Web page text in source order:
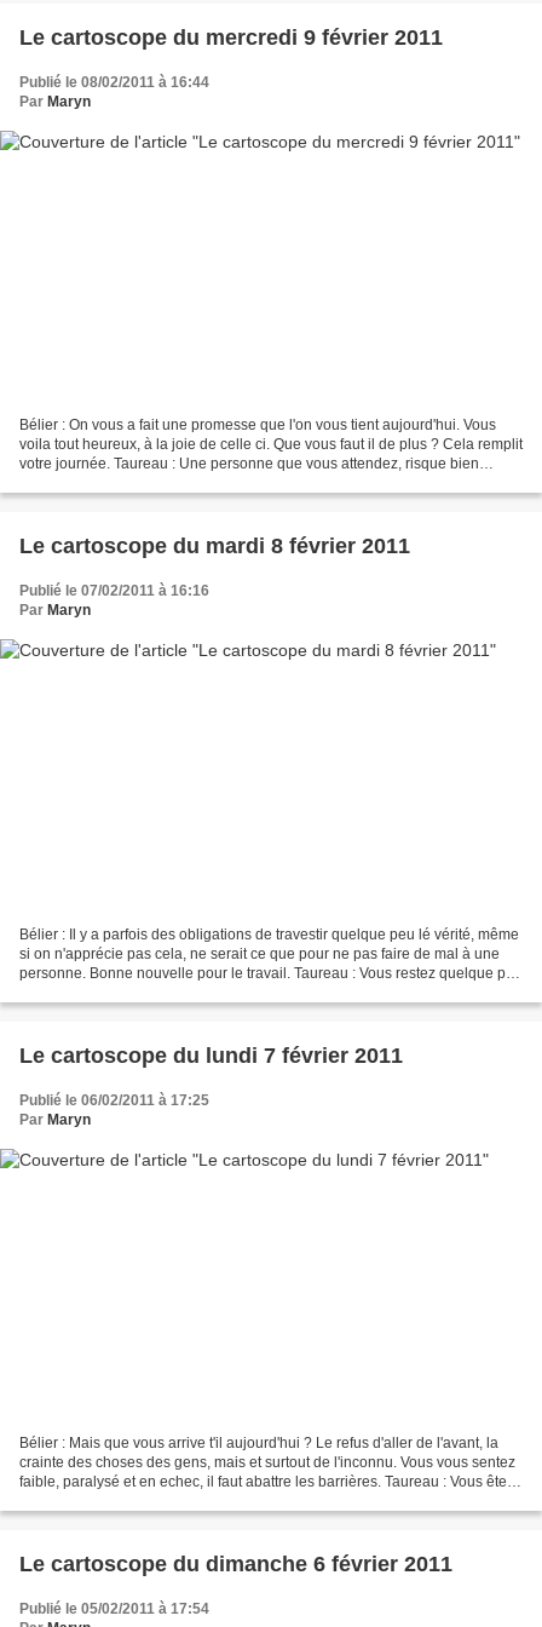
Le cartoscope du mercredi 9 février 2011
Publié le 08/02/2011 à 16:44
Par Maryn
Bélier : On vous a fait une promesse que l'on vous tient aujourd'hui. Vous
voila tout heureux, à la joie de celle ci. Que vous faut il de plus ? Cela remplit
votre journée. Taureau : Une personne que vous attendez, risque bien
Le cartoscope du mardi 8 février 2011
Publié le 07/02/2011 à 16:16
Par Maryn
Bélier : Il y a parfois des obligations de travestir quelque peu lé vérité, même
si on n'apprécie pas cela, ne serait ce que pour ne pas faire de mal à une
personne. Bonne nouvelle pour le travail. Taureau : Vous restez quelque peu
Le cartoscope du lundi 7 février 2011
Publié le 06/02/2011 à 17:25
Par Maryn
Bélier : Mais que vous arrive t'il aujourd'hui ? Le refus d'aller de l'avant, la
crainte des choses des gens, mais et surtout de l'inconnu. Vous vous sentez
faible, paralysé et en echec, il faut abattre les barrières. Taureau : Vous êtes
Le cartoscope du dimanche 6 février 2011
Publié le 05/02/2011 à 17:54